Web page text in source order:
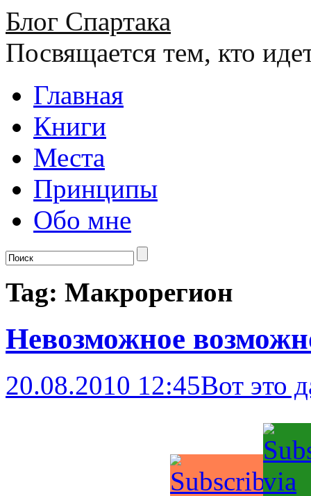
Блог Спартака
Посвящается тем, кто
Главная
Книги
Места
Принципы
Обо мне
Tag: Макрорегион
Невозможное
20.08.2010 12:45Вот это